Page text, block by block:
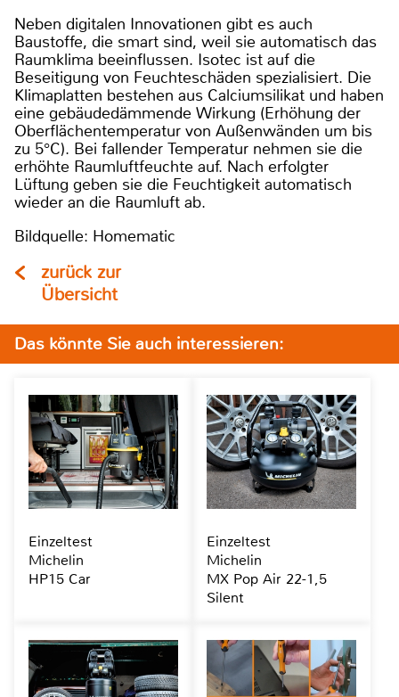
Neben digitalen Innovationen gibt es auch
Baustoffe, die smart sind, weil sie automatisch das
Raumklima beeinflussen. Isotec ist auf die
Beseitigung von Feuchteschäden spezialisiert. Die
Klimaplatten bestehen aus Calciumsilikat und haben
eine gebäudedämmende Wirkung (Erhöhung der
Oberflächentemperatur von Außenwänden um bis
zu 5°C). Bei fallender Temperatur nehmen sie die
erhöhte Raumluftfeuchte auf. Nach erfolgter
Lüftung geben sie die Feuchtigkeit automatisch
wieder an die Raumluft ab.
Bildquelle: Homematic
zurück zur
Übersicht
Das könnte Sie auch interessieren:
Einzeltest
Michelin
HP15 Car
Einzeltest
Michelin
MX Pop Air 22-1,5
Silent